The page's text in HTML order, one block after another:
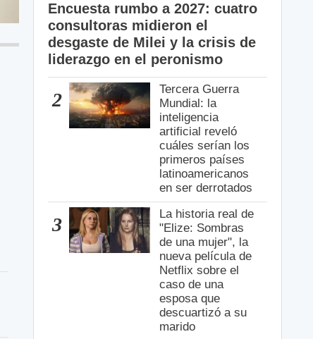
Encuesta rumbo a 2027: cuatro
consultoras midieron el
desgaste de Milei y la crisis de
liderazgo en el peronismo
2
Tercera Guerra
Mundial: la
inteligencia
artificial reveló
cuáles serían los
primeros países
latinoamericanos
en ser derrotados
3
La historia real de
"Elize: Sombras
de una mujer", la
nueva película de
Netflix sobre el
caso de una
esposa que
descuartizó a su
marido